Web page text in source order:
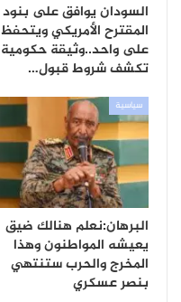
السودان يوافق على بنود
المقترح الأمريكي ويتحفظ
على واحد..وثيقة حكومية
تكشف شروط قبول…
سياسية
البرهان:نعلم هنالك ضيق
يعيشه المواطنون وهذا
المخرج والحرب ستنتهي
بنصر عسكري